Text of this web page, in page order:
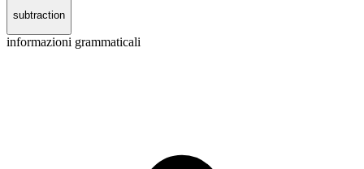
subtraction
informazioni grammaticali